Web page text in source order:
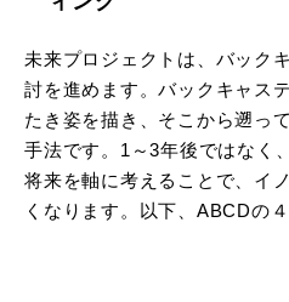
未来プロジェクトは、バック
討を進めます。バックキャス
たき姿を描き、そこから遡っ
手法です。1～3年後ではなく
将来を軸に考えることで、イ
くなります。以下、ABCDの